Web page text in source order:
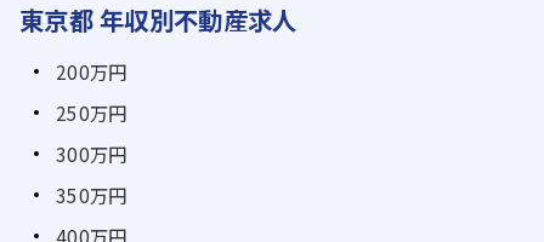
東京都 年収別不動産求人
200万円
250万円
300万円
350万円
400万円